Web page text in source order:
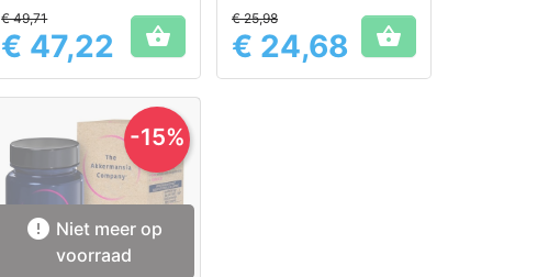
overgewicht
Prijs
€ 49,71
€ 47,22  Prijs
€ 25,98
€ 24,68 
 Niet meer op
voorraad
-15%